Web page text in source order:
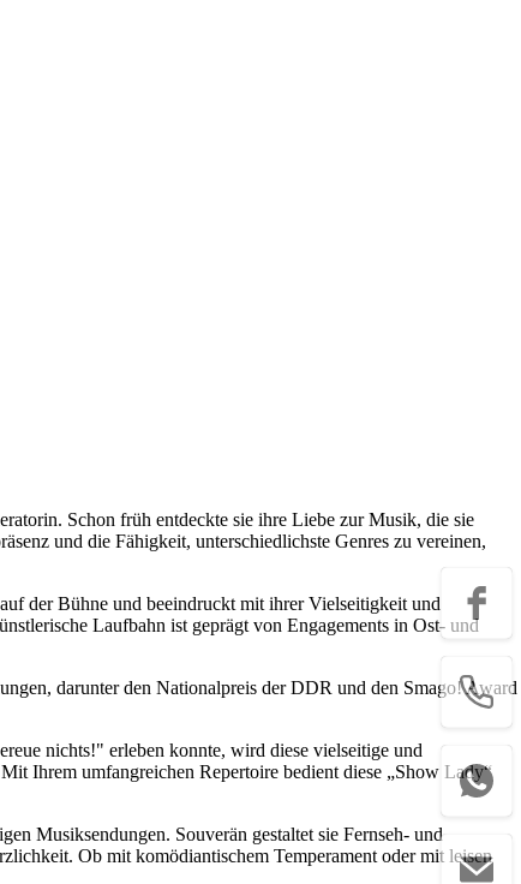
Schon früh entdeckte sie ihre Liebe zur Musik, die sie
und die Fähigkeit, unterschiedlichste Genres zu vereinen,
der Bühne und beeindruckt mit ihrer Vielseitigkeit und
Laufbahn ist geprägt von Engagements in Ost- und
darunter den Nationalpreis der DDR und den Smago! Award
nichts!" erleben konnte, wird diese vielseitige und
Ihrem umfangreichen Repertoire bedient diese „Show Lady“
Musiksendungen. Souverän gestaltet sie Fernseh- und
Ob mit komödiantischem Temperament oder mit leisen